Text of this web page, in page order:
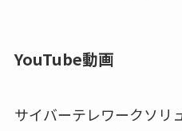
YouTube動画
サイバーテレワークソリ